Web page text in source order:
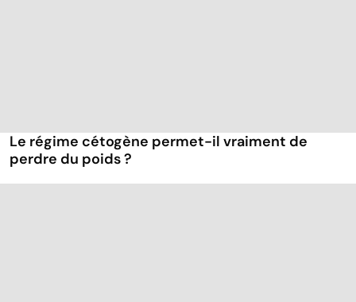
Le régime cétogène permet-il vraiment de
perdre du poids ?